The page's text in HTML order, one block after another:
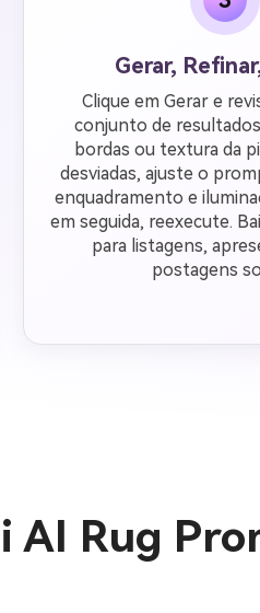
Gerar,
Clique em Gerar e
conjunto de
bordas ou textura da
desviadas, ajuste o
enquadramento e
em seguida, reexecute.
para listagens,
postagens
AI Rug